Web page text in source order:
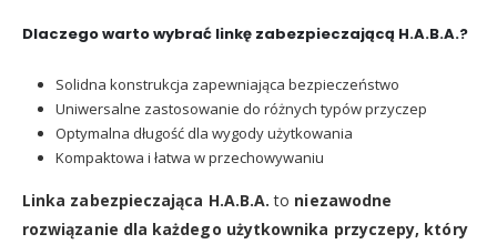
Dlaczego warto wybrać linkę zabezpieczającą H.A.B.A.?
Solidna konstrukcja zapewniająca bezpieczeństwo
Uniwersalne zastosowanie do różnych typów przyczep
Optymalna długość dla wygody użytkowania
Kompaktowa i łatwa w przechowywaniu
Linka zabezpieczająca H.A.B.A. to niezawodne
rozwiązanie dla każdego użytkownika przyczepy, który